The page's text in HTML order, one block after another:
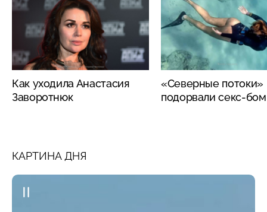
Как уходила Анастасия
Заворотнюк
«Северные потоки»
подорвали секс-
КАРТИНА ДНЯ